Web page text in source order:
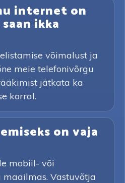
internet on
ikka
võimalust ja
meie telefonivõrgu
jätkata ka
korral.
on vaja
mobiil- või
Vastuvõtja